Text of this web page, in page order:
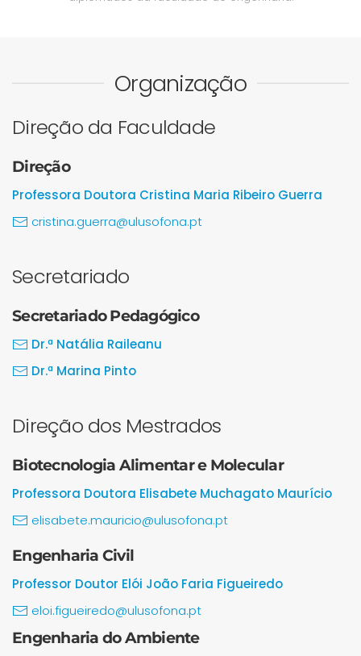
Organização
Direção da Faculdade
Direção
Professora Doutora Cristina Maria Ribeiro Guerra
cristina.guerra@ulusofona.pt
Secretariado
Secretariado Pedagógico
Dr.ª Natália Raileanu
Dr.ª Marina Pinto
Direção dos Mestrados
Biotecnologia Alimentar e Molecular
Professora Doutora Elisabete Muchagato Maurício
elisabete.mauricio@ulusofona.pt
Engenharia Civil
Professor Doutor Elói João Faria Figueiredo
eloi.figueiredo@ulusofona.pt
Engenharia do Ambiente